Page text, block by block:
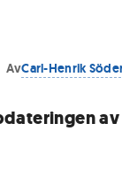
AvCarl-Henrik